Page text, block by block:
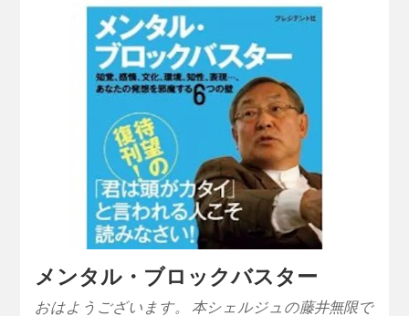
メンタル・ブロックバスター
おはようございます。 本シェルジュの藤井無限で